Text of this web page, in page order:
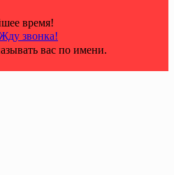
время!
звонка!
вас по имени.